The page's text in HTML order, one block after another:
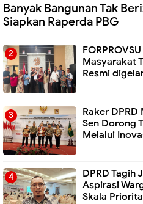
Banyak Bangunan Tak
Siapkan Raperda PBG
Masyarakat
Resmi
Raker
Sen Dorong
Melalui
DPRD Tagih
Aspirasi
Skala